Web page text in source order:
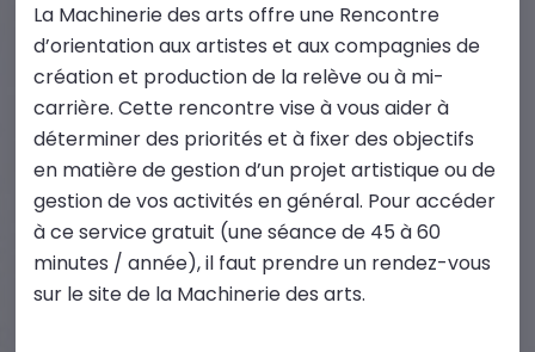
La Machinerie des arts offre une Rencontre
d’orientation aux artistes et aux compagnies de
création et production de la relève ou à mi-
carrière. Cette rencontre vise à vous aider à
déterminer des priorités et à fixer des objectifs
en matière de gestion d’un projet artistique ou de
gestion de vos activités en général. Pour accéder
à ce service gratuit (une séance de 45 à 60
minutes / année), il faut prendre un rendez-vous
sur le site de la Machinerie des arts.